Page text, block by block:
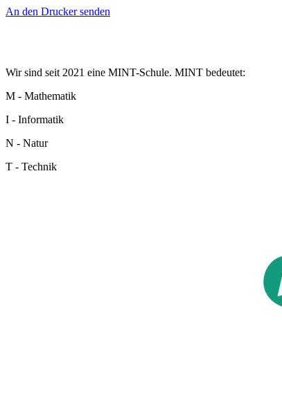
An den Drucker senden
Wir sind seit 2021 eine MINT-Schule. MINT bedeutet:
M - Mathematik
I - Informatik
N - Natur
T - Technik